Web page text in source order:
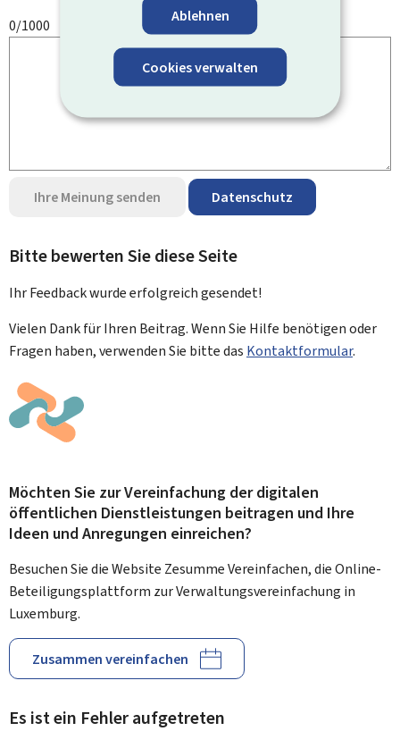
Ablehnen
Cookies verwalten
0/1000
Ihre Meinung senden Datenschutz
Bitte bewerten Sie diese Seite
Ihr Feedback wurdeerfolgreichgesendet!
Vielen Dank für Ihren Beitrag. Wenn Sie Hilfe benötigen oder
Fragen haben, verwenden Sie bitte das Kontaktformular.
Möchten Sie zur Vereinfachung der digitalen
öffentlichen Dienstleistungen beitragen und Ihre
Ideen und Anregungen einreichen?
Besuchen Sie die Website Zesumme Vereinfachen, die Online-
Beteiligungsplattform zur Verwaltungsvereinfachung in
Luxemburg.
Zusammen vereinfachen
Es ist ein Fehler aufgetreten